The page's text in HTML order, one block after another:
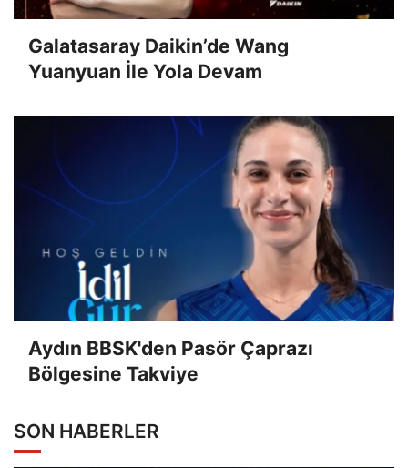
Galatasaray Daikin’de Wang
Yuanyuan İle Yola Devam
Aydın BBSK'den Pasör Çaprazı
Bölgesine Takviye
SON HABERLER